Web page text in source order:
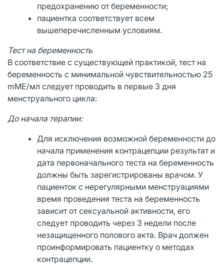
предохранению от беременности;
пациентка соответствует всем
вышеперечисленным условиям.
Тест на беременность
В соответствие с существующей практикой, тест на
беременность с минимальной чувствительностью 25
mME/мл следует проводить в первые 3 дня
менструального цикла:
До начала терапии:
Для исключения возможной беременности до
начала применения контрацепции результат и
дата первоначального теста на беременность
должны быть зарегистрированы врачом. У
пациенток с нерегулярными менструациями
время проведения теста на беременность
зависит от сексуальной активности, его
следует проводить через 3 недели после
незащищенного полового акта. Врач должен
проинформировать пациентку о методах
контрацепции.